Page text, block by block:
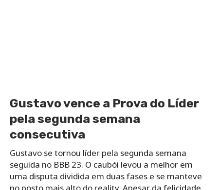
Gustavo vence a Prova do Líder
pela segunda semana
consecutiva
Gustavo se tornou líder pela segunda semana
seguida no BBB 23. O caubói levou a melhor em
uma disputa dividida em duas fases e se manteve
no posto mais alto do reality. Apesar da felicidade